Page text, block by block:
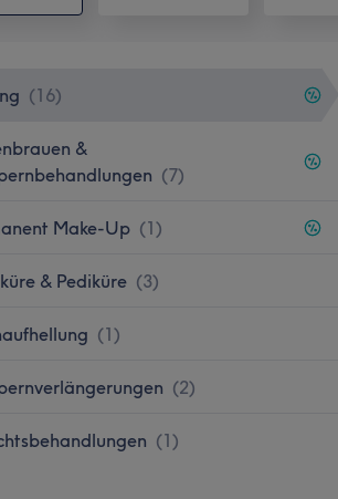
(16)
&
(7)
Make-Up (1)
& Pediküre (3)
(1)
(2)
(1)